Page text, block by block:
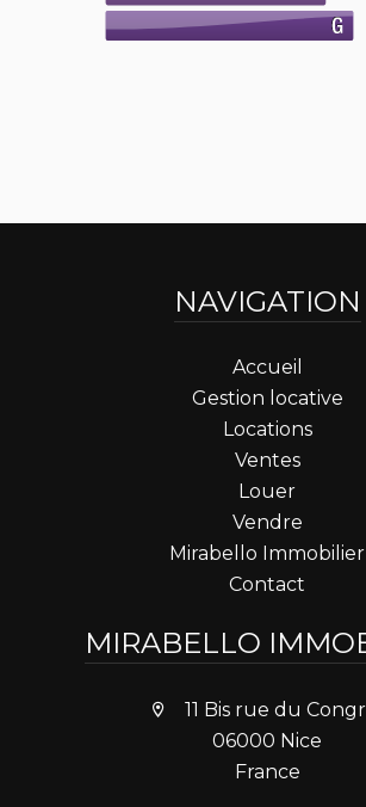
NAVIGATION
Accueil
Gestion locative
Locations
Ventes
Louer
Vendre
Mirabello Immobilier
Contact
MIRABELLO
11 Bis rue du
06000 Nice
France